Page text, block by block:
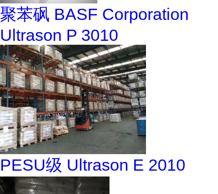
聚苯砜 BASF Corporation
Ultrason P 3010
PESU级 Ultrason E 2010